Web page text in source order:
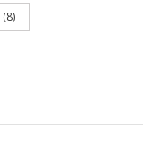
(8)